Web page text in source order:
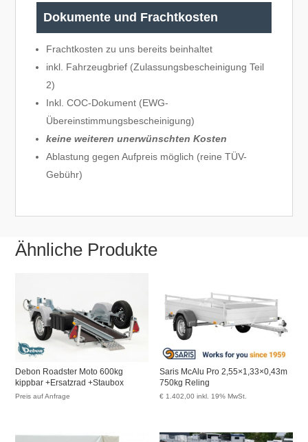
Dokumente und Frachtkosten
Frachtkosten zu uns bereits beinhaltet
inkl. Fahrzeugbrief (Zulassungsbescheinigung Teil
2)
Inkl. COC-Dokument (EWG-
Übereinstimmungsbescheinigung)
keine weiteren unerwünschten Kosten
Ablastung gegen Aufpreis möglich (reine TÜV-
Gebühr)
Ähnliche Produkte
Debon Roadster Moto 600kg
kippbar +Ersatzrad +Staubox
Preis auf Anfrage
Saris McAlu Pro 2,55×1,33×0,43m
750kg Reling
€ 1.402,00 inkl. 19% MwSt.